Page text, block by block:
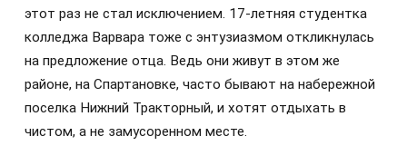
этот раз не стал исключением. 17-летняя студентка
колледжа Варвара тоже с энтузиазмом откликнулась
на предложение отца. Ведь они живут в этом же
районе, на Спартановке, часто бывают на набережной
поселка Нижний Тракторный, и хотят отдыхать в
чистом, а не замусоренном месте.